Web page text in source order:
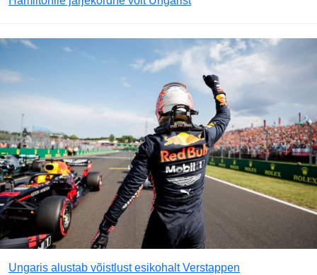
Ungaris alustab võistlust esikohalt Verstappen